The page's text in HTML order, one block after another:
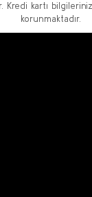
Kredi kartı
korunmaktadır.